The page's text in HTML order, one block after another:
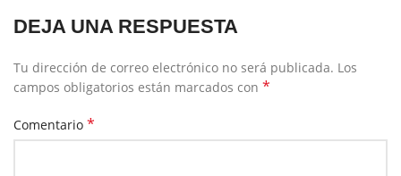
DEJA UNA RESPUESTA
Tu dirección de correo electrónico no será publicada. Los
campos obligatorios están marcados con *
Comentario *